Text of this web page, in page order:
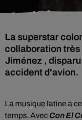
La superstar
collaboration très
Jiménez ,
accident d'avion.
La musique latine a
temps. Avec Con El